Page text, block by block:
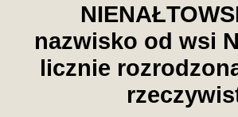
nazwisko od wsi
licznie